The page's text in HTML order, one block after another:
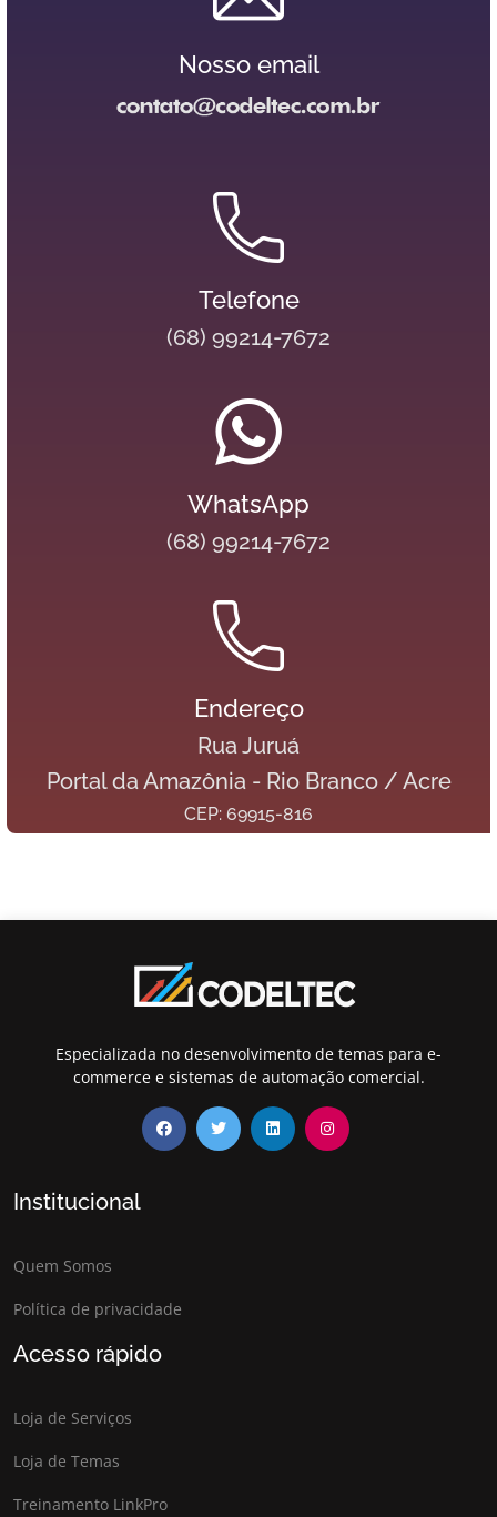
Nosso email
Telefone
(68) 99214-7672
WhatsApp
(68) 99214-7672
Endereço
Rua Juruá
Portal da Amazônia - Rio Branco / Acre
CEP: 69915-816
Especializada no desenvolvimento de temas para e-
commerce e sistemas de automação comercial.
Institucional
Quem Somos
Política de privacidade
Acesso rápido
Loja de Serviços
Loja de Temas
Treinamento LinkPro